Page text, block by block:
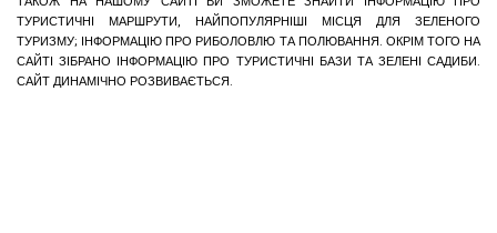
ТУРИСТИЧНІ МАРШРУТИ, НАЙПОПУЛЯРНІШІ МІСЦЯ ДЛЯ ЗЕЛЕНОГО
ТУРИЗМУ; ІНФОРМАЦІЮ ПРО РИБОЛОВЛЮ ТА ПОЛЮВАННЯ. ОКРІМ ТОГО НА
САЙТІ ЗІБРАНО ІНФОРМАЦІЮ ПРО ТУРИСТИЧНІ БАЗИ ТА ЗЕЛЕНІ САДИБИ.
САЙТ ДИНАМІЧНО РОЗВИВАЄТЬСЯ.